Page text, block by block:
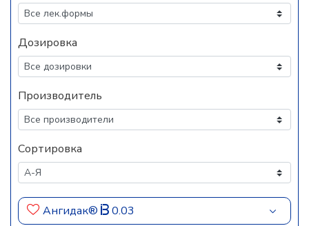
Дозировка
Производитель
Сортировка
Ангидак® 0.03